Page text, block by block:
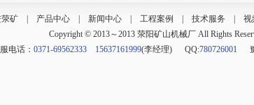
矿 产品中心 新闻中心 工程案例 技术服务 视
Copyright © 2013～2013 荥阳矿山机械厂 All Rights
电话： 0371-69562333 15637161999(李经理) QQ:780726001